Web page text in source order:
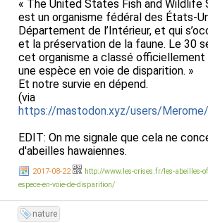
« The United States Fish and Wildlife
est un organisme fédéral des États-
Département de l’Intérieur, et qui
et la préservation de la faune. Le 30
cet organisme a classé
une espèce en voie de disparition. »
Et notre survie en dépend.
(via
https://mastodon.xyz/users/
EDIT: On me signale que cela ne
d'abeilles hawaiennes.
2017-08-22
http://www.les-crises.fr/les-abeilles-
espece-en-voie-de-disparition/
nature